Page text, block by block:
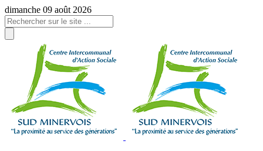
Panneau de gestion des cookies
dimanche 09 août 2026